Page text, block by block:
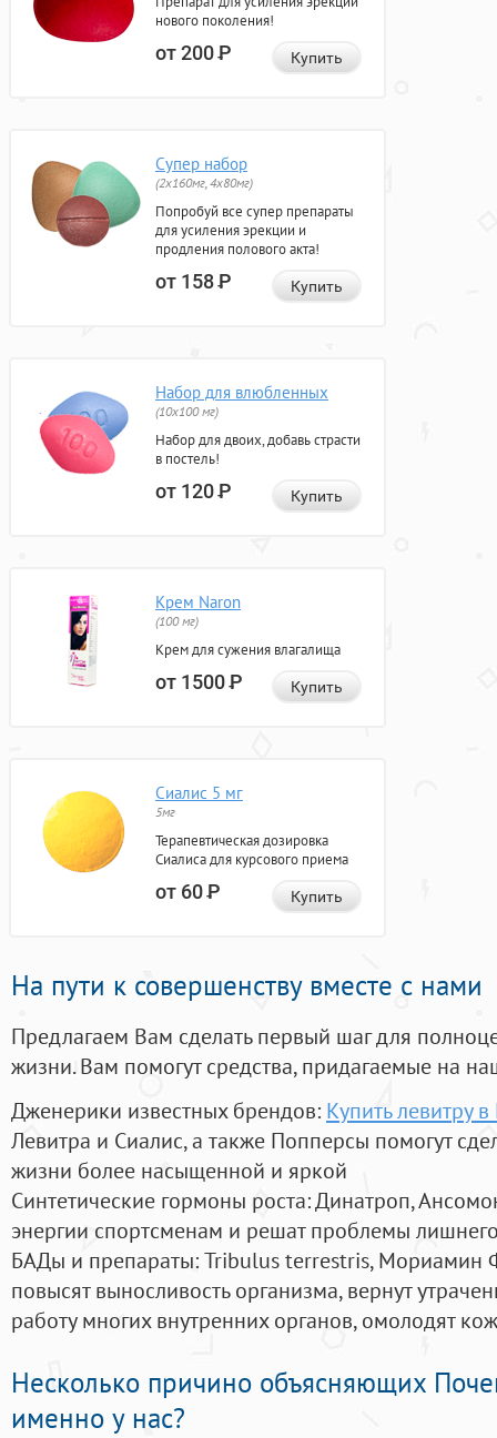
нового поколения!
от 200Р Купить
Супер набор
(2х160мг, 4х80мг)
Попробуй все супер препараты
для усиления эрекции и
продления полового акта!
от 158Р Купить
Набор для влюбленных
(10х100 мг)
Набор для двоих, добавь страсти
в постель!
от 120Р Купить
Крем Naron
(100 мг)
Крем для сужения влагалища
от 1500Р Купить
Сиалис 5 мг
5мг
Терапевтическая дозировка
Сиалиса для курсового приема
от 60Р Купить
На пути к совершенству вместе с нами
Предлагаем Вам сделать первый шаг для
жизни. Вам помогут средства, придагаемые на
Дженерики известных брендов: Купить левитру
Левитра и Сиалис, а также Попперсы помогут
жизни более насыщенной и яркой
Синтетические гормоны роста: Динатроп,
энергии спортсменам и решат проблемы
БАДы и препараты:Tribulus terrestris, Мориамин
повысят выносливость организма, вернут
работу многих внутренних органов, омолодят
Несколько причино объясняющих
именно у нас?